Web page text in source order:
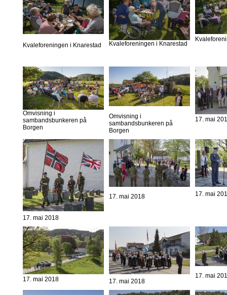
Kvaleforeningen i Knarestad Kvaleforeningen i Knarestad
Omvisning i
sambandsbunkeren på
Borgen
Omvisning i
sambandsbunkeren på
Borgen
17. mai
17. mai 2018
17. mai 2018 17. mai
17. mai 2018 17. mai 2018
17. mai